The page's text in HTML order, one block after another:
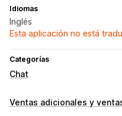
Idiomas
Inglés
Esta aplicación no está
Categorías
Chat
Ventas adicionales y